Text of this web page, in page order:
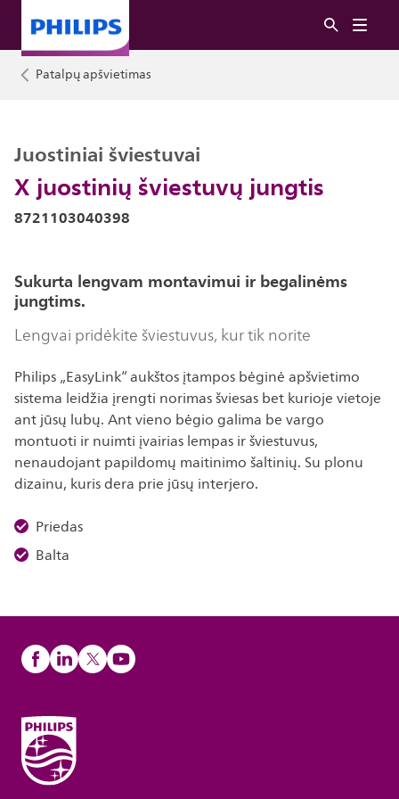
Patalpų apšvietimas
X juostinių šviestuvų jungtis
Juostiniai šviestuvai
8721103040398
Sukurta lengvam montavimui ir begalinėms
jungtims.
Lengvai pridėkite šviestuvus, kur tik norite
Philips „EasyLink“ aukštos įtampos bėginė apšvietimo
sistema leidžia įrengti norimas šviesas bet kurioje vietoje
ant jūsų lubų. Ant vieno bėgio galima be vargo
montuoti ir nuimti įvairias lempas ir šviestuvus,
nenaudojant papildomų maitinimo šaltinių. Su plonu
dizainu, kuris dera prie jūsų interjero.
Priedas
Balta